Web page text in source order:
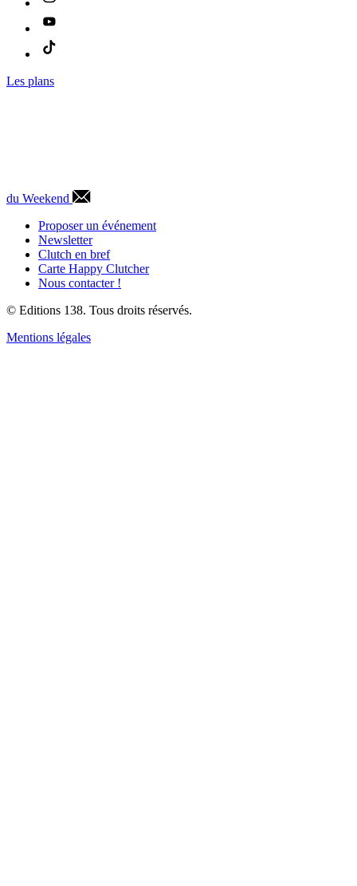
Les plans
du Weekend
Proposer un événement
Newsletter
Clutch en bref
Carte Happy Clutcher
Nous contacter !
© Editions 138. Tous droits réservés.
Mentions légales